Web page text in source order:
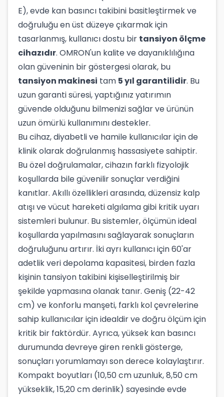
E), evde kan basıncı takibini basitleştirmek ve
doğruluğu en üst düzeye çıkarmak için
tasarlanmış, kullanıcı dostu bir tansiyon ölçme
cihazıdır. OMRON'un kalite ve dayanıklılığına
olan güveninin bir göstergesi olarak, bu
tansiyon makinesi tam 5 yıl garantilidir. Bu
uzun garanti süresi, yaptığınız yatırımın
güvende olduğunu bilmenizi sağlar ve ürünün
uzun ömürlü kullanımını destekler.
Bu cihaz, diyabetli ve hamile kullanıcılar için de
klinik olarak doğrulanmış hassasiyete sahiptir.
Bu özel doğrulamalar, cihazın farklı fizyolojik
koşullarda bile güvenilir sonuçlar verdiğini
kanıtlar. Akıllı özellikleri arasında, düzensiz kalp
atışı ve vücut hareketi algılama gibi kritik uyarı
sistemleri bulunur. Bu sistemler, ölçümün ideal
koşullarda yapılmasını sağlayarak sonuçların
doğruluğunu artırır. İki ayrı kullanıcı için 60'ar
adetlik veri depolama kapasitesi, birden fazla
kişinin tansiyon takibini kişiselleştirilmiş bir
şekilde yapmasına olanak tanır. Geniş (22-42
cm) ve konforlu manşeti, farklı kol çevrelerine
sahip kullanıcılar için idealdir ve doğru ölçüm için
kritik bir faktördür. Ayrıca, yüksek kan basıncı
durumunda devreye giren renkli gösterge,
sonuçları yorumlamayı son derece kolaylaştırır.
Kompakt boyutları (10,50 cm uzunluk, 8,50 cm
yükseklik, 15,20 cm derinlik) sayesinde evde